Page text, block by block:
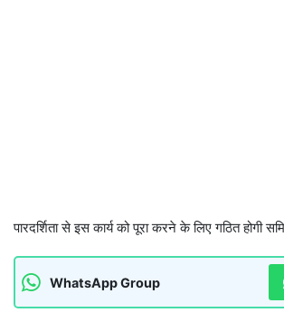
पारदर्शिता से इस कार्य को पूरा करने के लिए गठित होगी
WhatsApp Group